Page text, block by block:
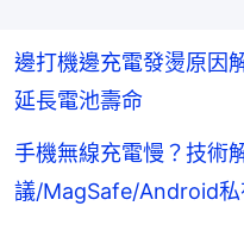
邊打機邊充電發燙原因
延長電池壽命
手機無線充電慢？技術
議/MagSafe/Android私